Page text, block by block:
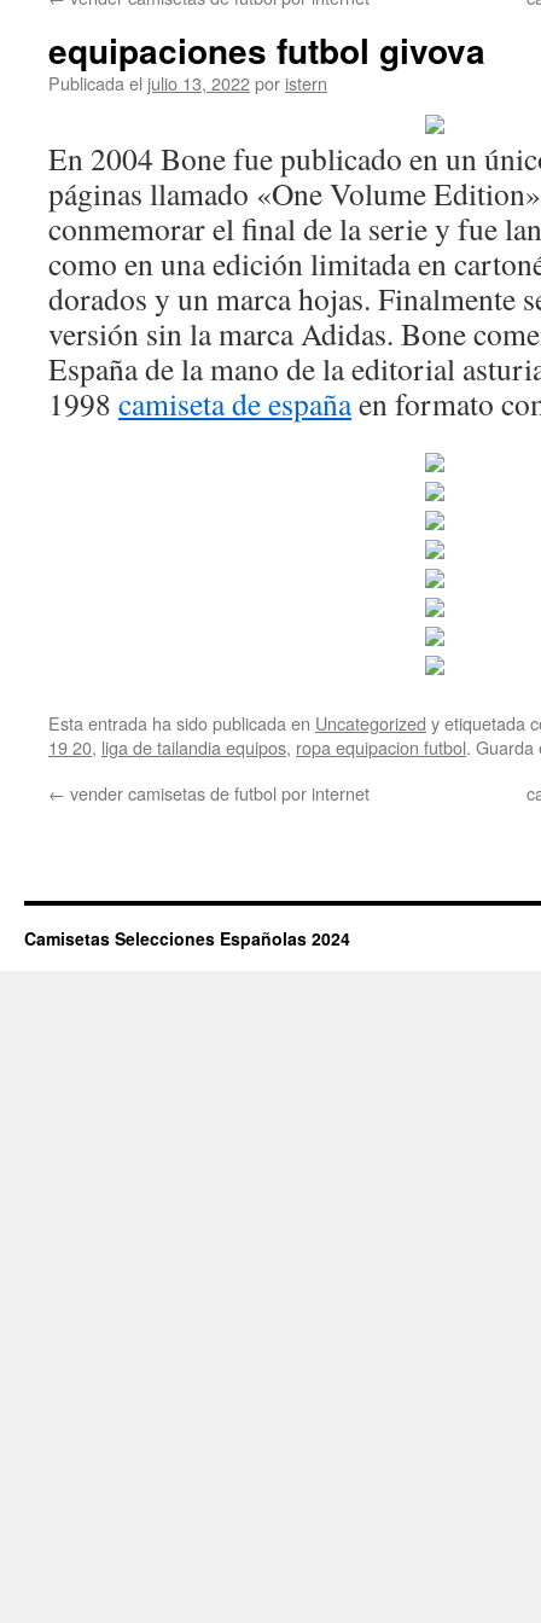
equipaciones futbol givova
Publicada el julio 13, 2022por istern
En 2004 Bone fue publicado en un
páginas llamado «One Volume
conmemorar el final de la serie y fue
como en una edición limitada en
dorados y un marca hojas. Finalmente
versión sin la marca Adidas. Bone
España de la mano de la editorial
1998 camiseta de españaen formato
Esta entrada ha sido publicada en Uncategorized y etiquetada
19 20, liga de tailandia equipos, ropa equipacion futbol.
← vender camisetas de futbol por internet
Camisetas Selecciones Españolas 2024